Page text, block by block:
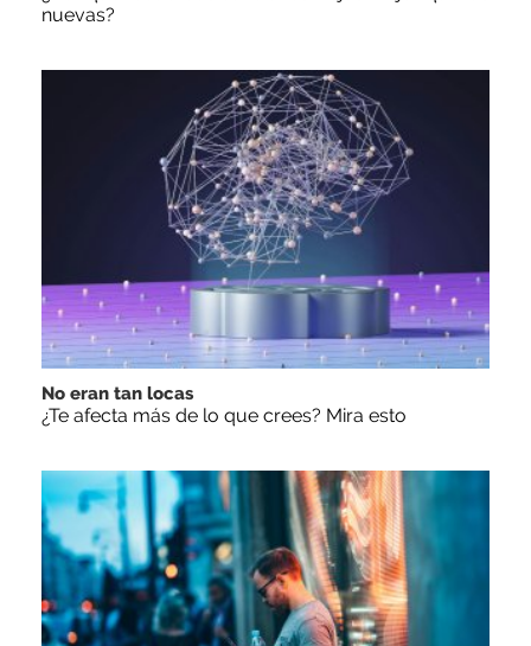
nuevas?
No eran tan locas
¿Te afecta más de lo que crees? Mira esto